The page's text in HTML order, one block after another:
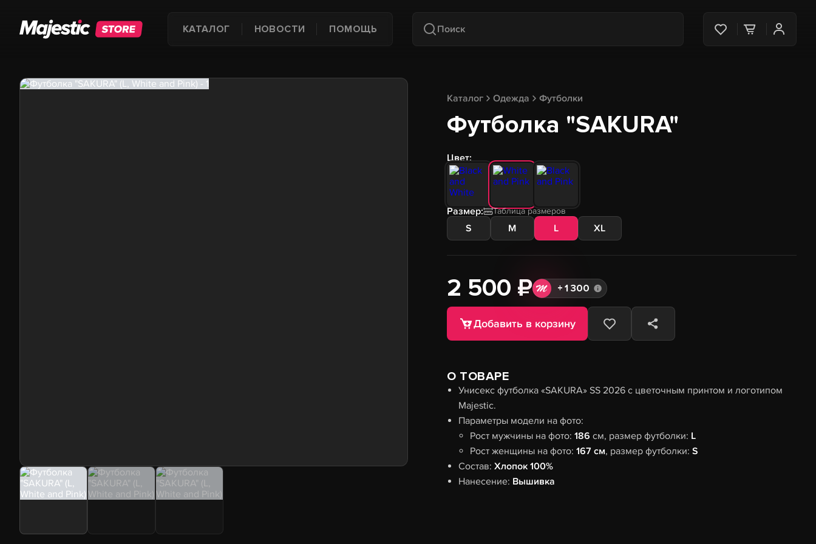
КАТАЛОГ НОВОСТИ ПОМОЩЬ
Каталог Одежда Футболки
Футболка "SAKURA"
Цвет:
Размер: Таблица размеров
S M L XL
2 500 ₽ + 1 300
Добавить в корзину
О ТОВАРЕ
Унисекс футболка «SAKURA» SS 2026 с цветочным принтом и логотипом
Majestic.
Параметры модели на фото:
Рост мужчины на фото:186 см, размер футболки: L
Рост женщины на фото:167 см, размер футболки:S
Состав:Хлопок 100%
Нанесение: Вышивка